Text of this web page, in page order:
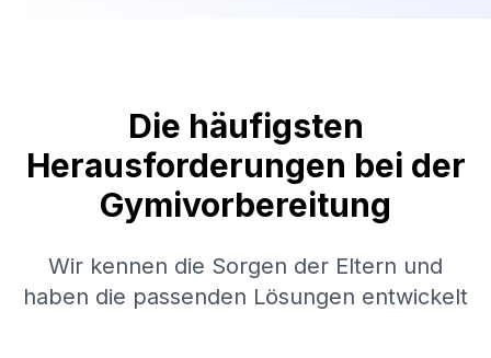
Die häufigsten
Herausforderungen bei der
Gymivorbereitung
Wir kennen die Sorgen der Eltern und
haben die passenden Lösungen entwickelt